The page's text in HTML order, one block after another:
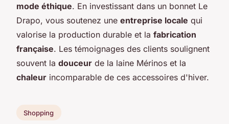
mode éthique. En investissant dans un bonnet Le
Drapo, vous soutenez une entreprise locale qui
valorise la production durable et la fabrication
française. Les témoignages des clients soulignent
souvent la douceur de la laine Mérinos et la
chaleur incomparable de ces accessoires d'hiver.
Shopping